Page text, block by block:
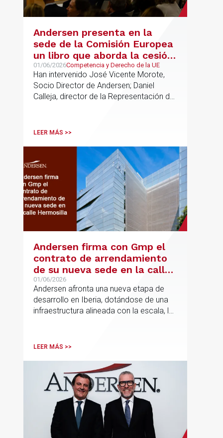
Andersen presenta en la
sede de la Comisión Europea
un libro que aborda la cesión
de soberanía y la primacía
del Derecho de la UE en las
constituciones europeas
01/06/2026Competencia y Derecho de la UE
Han intervenido José Vicente Morote,
Socio Director de Andersen; Daniel
Calleja, director de la Representación de
jurídico y académico
LEER MÁS >>
Andersen firma con Gmp el
contrato de arrendamiento
de su nueva sede en la calle
Hermosilla
01/06/2026
Andersen afronta una nueva etapa de
desarrollo en Iberia, dotándose de una
infraestructura alineada con la escala, la
LEER MÁS >>